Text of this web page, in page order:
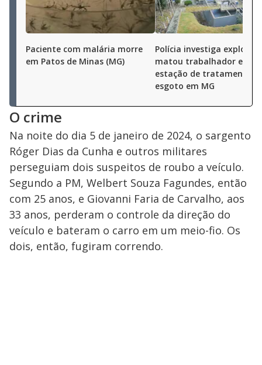
Paciente com malária morre
em Patos de Minas (MG)
Polícia investiga
matou trabalhador em
estação de tratamento
esgoto em MG
O crime
Na noite do dia 5 de janeiro de 2024, o sargento
Róger Dias da Cunha e outros militares
perseguiam dois suspeitos de roubo a veículo.
Segundo a PM, Welbert Souza Fagundes, então
com 25 anos, e Giovanni Faria de Carvalho, aos
33 anos, perderam o controle da direção do
veículo e bateram o carro em um meio-fio. Os
dois, então, fugiram correndo.